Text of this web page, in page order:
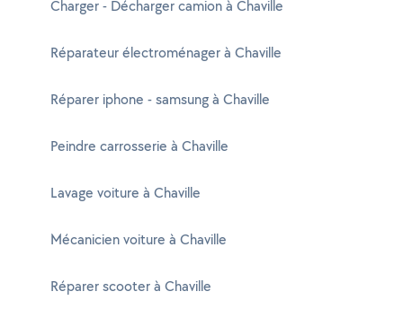
Charger - Décharger camion à Chaville
Réparateur électroménager à Chaville
Réparer iphone - samsung à Chaville
Peindre carrosserie à Chaville
Lavage voiture à Chaville
Mécanicien voiture à Chaville
Réparer scooter à Chaville